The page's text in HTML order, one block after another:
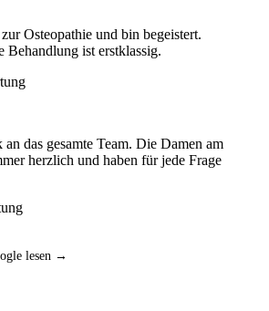
Osteopathie und bin begeistert.
Behandlung ist erstklassig.
das gesamte Team. Die Damen am
herzlich und haben für jede Frage
lesen →